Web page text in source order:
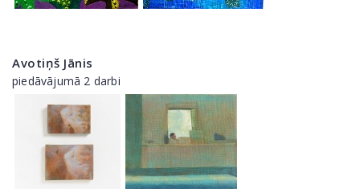
Avotiņš Jānis
piedāvājumā 2 darbi